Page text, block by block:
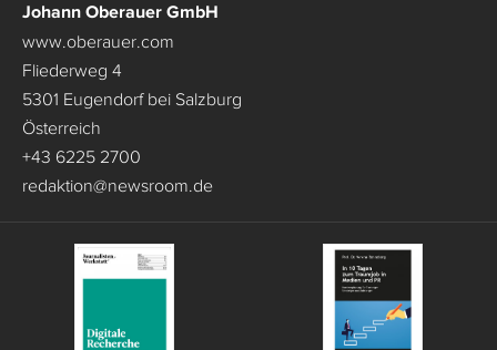
Johann Oberauer GmbH
www.oberauer.com
Fliederweg 4
5301 Eugendorf bei Salzburg
Österreich
+43 6225 2700
redaktion@newsroom.de